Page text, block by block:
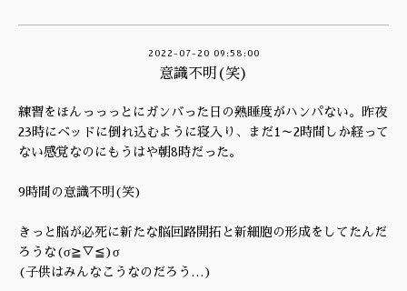
2022-07-20 09:58:00
意識不明(笑)
練習をほんっっっとにガンバった日の熟睡度がハンパない。昨夜
23時にベッドに倒れ込むように寝入り、まだ1～2時間しか経って
ない感覚なのにもうはや朝8時だった。
9時間の意識不明(笑)
きっと脳が必死に新たな脳回路開拓と新細胞の形成をしてたんだ
ろうな(σ≧▽≦)σ
(子供はみんなこうなのだろう…)